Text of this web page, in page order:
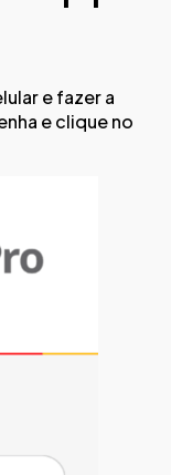
e fazer a
e clique no